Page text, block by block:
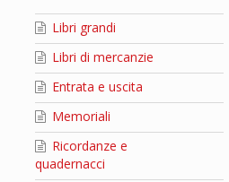
Libri grandi
Libri di mercanzie
Entrata e uscita
Memoriali
Ricordanze e
quadernacci